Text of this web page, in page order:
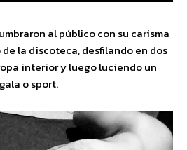
al público con su carisma
la discoteca, desfilando en dos
interior y luego luciendo un
o sport.